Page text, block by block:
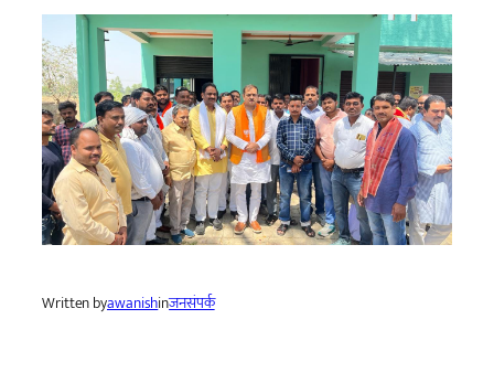
Written byawanishinजनसंपर्क